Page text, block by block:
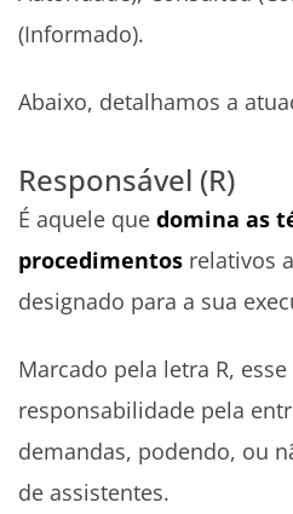
(Informado).
Abaixo, detalhamos a
Responsável (R)
É aquele que domina as
procedimentos relativos
designado para a sua
Marcado pela letra R,
responsabilidade pela
demandas, podendo, ou
de assistentes.